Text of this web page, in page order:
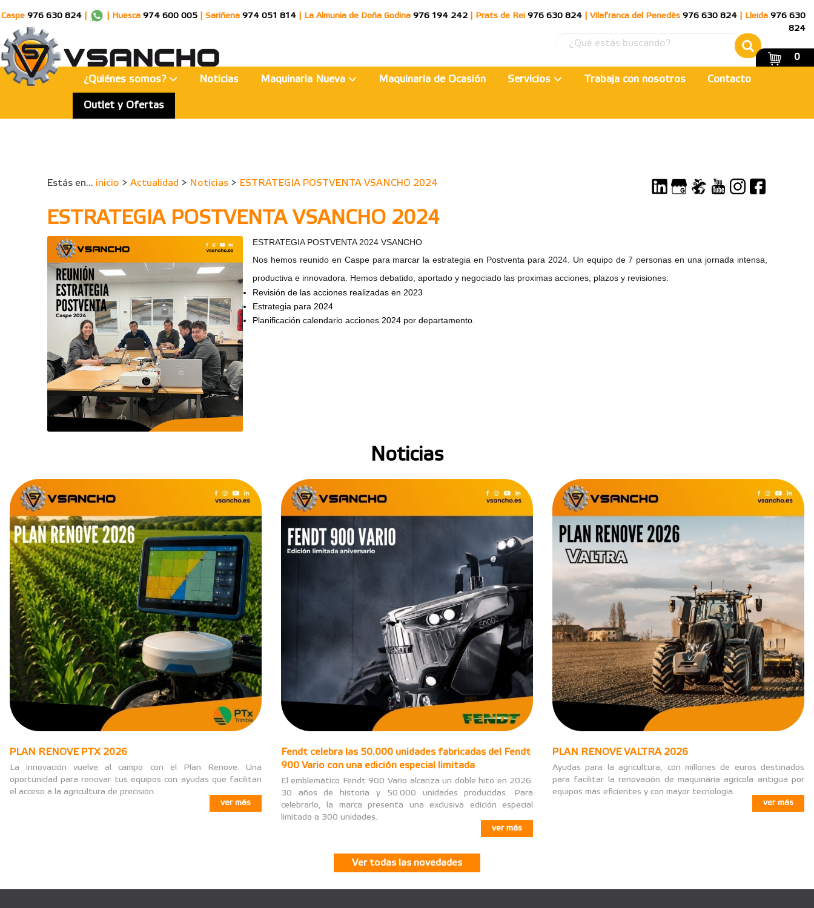
Caspe 976 630 824 Huesca 974 600 005 Sariñena 974 051 814 La Almunia de Doña Godina 976 194 242 Prats de Rei 976 630 824 Vilafranca del Penedès 976 630 824 Lleida 976 630
824
0
¿Quiénes somos? Noticias Maquinaria Nueva Maquinaria de Ocasión Servicios Trabaja con nosotros Contacto
Outlet y Ofertas
Estás en... inicio > Actualidad > Noticias > ESTRATEGIA POSTVENTA VSANCHO 2024
ESTRATEGIA POSTVENTA VSANCHO 2024
ESTRATEGIA POSTVENTA 2024 VSANCHO
Nos hemos reunido en Caspe para marcar la estrategia en Postventa para 2024. Un equipo de 7 personas en una jornada intensa,
productiva e innovadora. Hemos debatido, aportado y negociado las proximas acciones, plazos y revisiones:
Revisión de las acciones realizadas en 2023
Estrategia para 2024
Planificación calendario acciones 2024 por departamento.
Noticias
PLAN RENOVE PTX 2026
La innovación vuelve al campo con el Plan Renove. Una
oportunidad para renovar tus equipos con ayudas que facilitan
el acceso a la agricultura de precisión.
ver más
Fendt celebra las 50.000 unidades fabricadas del Fendt
900 Vario con una edición especial limitada
El emblemático Fendt 900 Vario alcanza un doble hito en 2026:
30 años de historia y 50.000 unidades producidas. Para
celebrarlo, la marca presenta una exclusiva edición especial
limitada a 300 unidades.
ver más
PLAN RENOVE VALTRA 2026
Ayudas para la agricultura, con millones de euros destinados
para facilitar la renovación de maquinaria agrícola antigua por
equipos más eficientes y con mayor tecnología.
ver más
Ver todas las novedades